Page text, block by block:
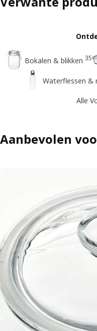
Bokalen & blikken 35
Waterflessen &
Alle
Aanbevolen